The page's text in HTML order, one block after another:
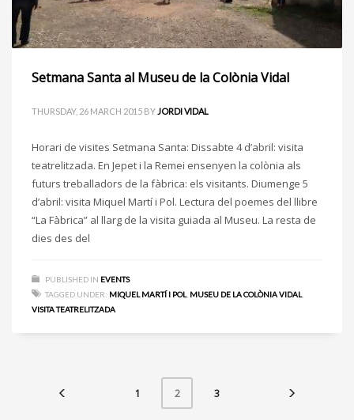
Setmana Santa al Museu de la Colònia Vidal
THURSDAY, 26 MARCH 2015 BYJORDI VIDAL
Horari de visites Setmana Santa: Dissabte 4 d’abril: visita
teatrelitzada. En Jepet i la Remei ensenyen la colònia als
futurs treballadors de la fàbrica: els visitants. Diumenge 5
d’abril: visita Miquel Martí i Pol. Lectura del poemes del llibre
“La Fàbrica” al llarg de la visita guiada al Museu. La resta de
dies des del
PUBLISHED IN EVENTS
TAGGED UNDER: MIQUEL MARTÍ I POL, MUSEU DE LA COLÒNIA VIDAL,
VISITA TEATRELITZADA
1 2 3